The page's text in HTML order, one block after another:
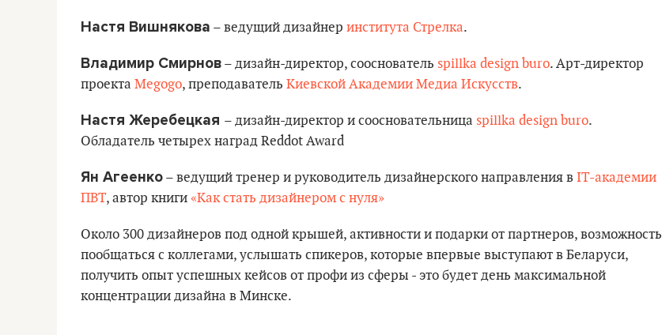
Настя Вишнякова – ведущий дизайнер института Стрелка.
Владимир Смирнов – дизайн-директор, сооснователь spillka design buro. Арт-директор
проекта Megogo, преподаватель Киевской Академии Медиа Искусств.
Настя Жеребецкая – дизайн-директор и соосновательница spillka design buro.
Обладатель четырех наград Reddot Award
Ян Агеенко – ведущий тренер и руководитель дизайнерского направления в IT-академии
ПВТ, автор книги «Как стать дизайнером с нуля»
Около 300 дизайнеров под одной крышей, активности и подарки от партнеров, возможность
пообщаться с коллегами, услышать спикеров, которые впервые выступают в Беларуси,
получить опыт успешных кейсов от профи из сферы - это будет день максимальной
концентрации дизайна в Минске.